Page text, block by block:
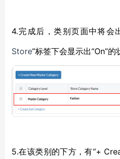
4.完成后，类别页面中将会
Store”标签下会显示出“On”的
5.在该类别的下方，有“+